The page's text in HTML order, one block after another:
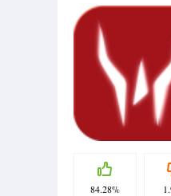
84.28%